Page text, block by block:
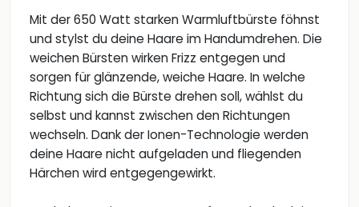
Mit der 650 Watt starken Warmluftbürste föhnst
und stylst du deine Haare im Handumdrehen. Die
weichen Bürsten wirken Frizz entgegen und
sorgen für glänzende, weiche Haare. In welche
Richtung sich die Bürste drehen soll, wählst du
selbst und kannst zwischen den Richtungen
wechseln. Dank der Ionen-Technologie werden
deine Haare nicht aufgeladen und fliegenden
Härchen wird entgegengewirkt.